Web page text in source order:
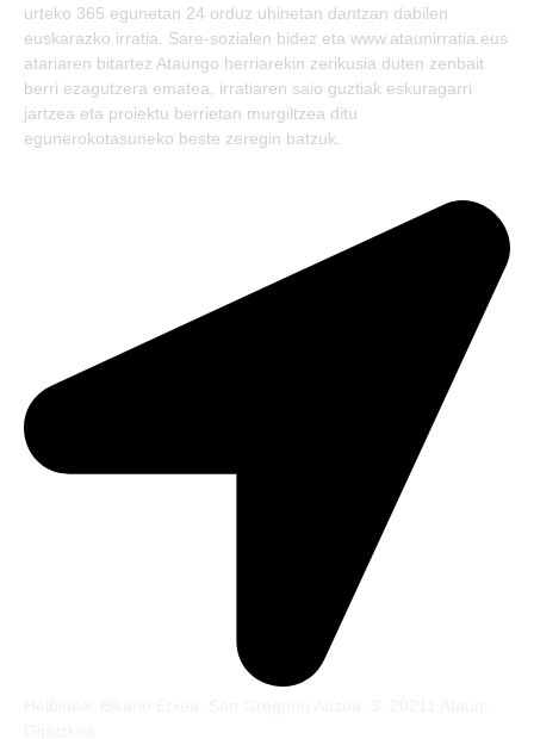
urteko 365 egunetan 24 orduz uhinetan dantzan dabilen
euskarazko irratia. Sare-sozialen bidez eta www.ataunirratia.eus
atariaren bitartez Ataungo herriarekin zerikusia duten zenbait
berri ezagutzera ematea, irratiaren saio guztiak eskuragarri
jartzea eta proiektu berrietan murgiltzea ditu
egunerokotasuneko beste zeregin batzuk.